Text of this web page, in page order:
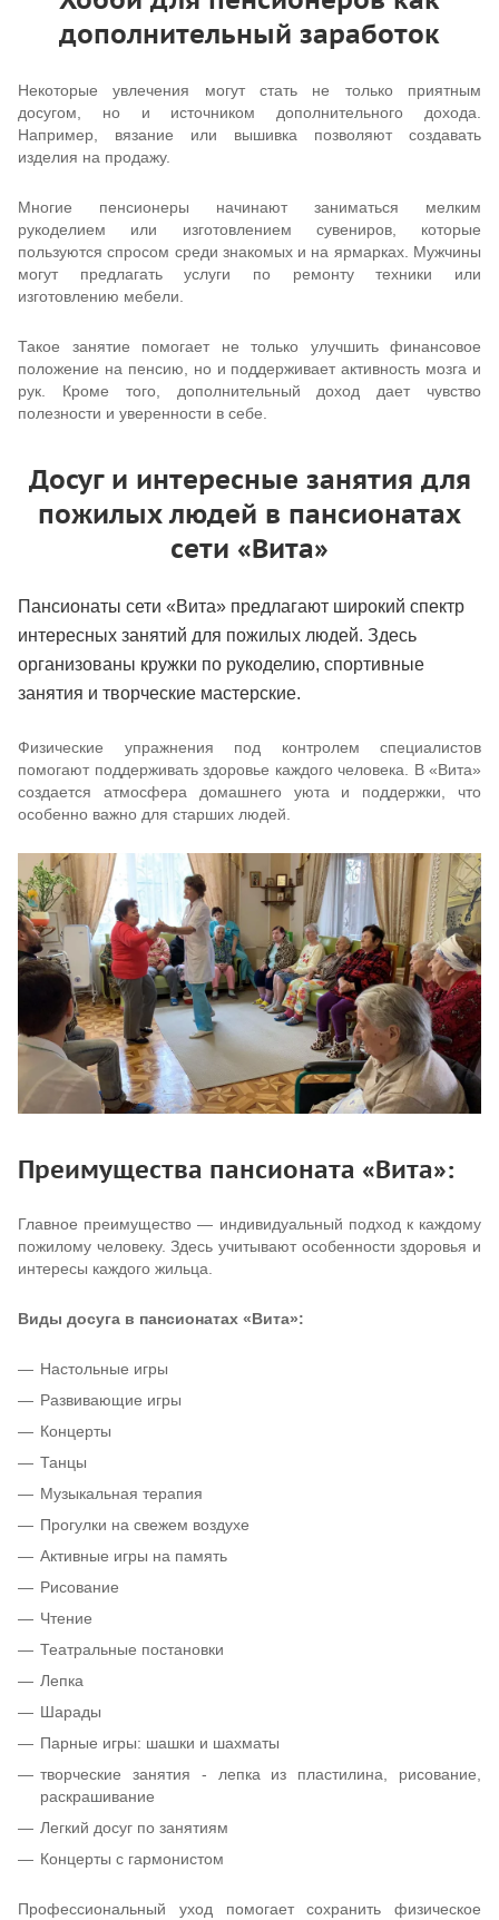
дополнительный заработок
Некоторые увлечения могут стать не только приятным
досугом, но и источником дополнительного дохода.
Например, вязание или вышивка позволяют создавать
изделия на продажу.
Многие пенсионеры начинают заниматься мелким
рукоделием или изготовлением сувениров, которые
пользуются спросом среди знакомых и на ярмарках. Мужчины
могут предлагать услуги по ремонту техники или
изготовлению мебели.
Такое занятие помогает не только улучшить финансовое
положение на пенсию, но и поддерживает активность мозга и
рук. Кроме того, дополнительный доход дает чувство
полезности и уверенности в себе.
Досуг и интересные занятия для
пожилых людей в пансионатах
сети «Вита»
Пансионаты сети «Вита» предлагают широкий спектр
интересных занятий для пожилых людей. Здесь
организованы кружки по рукоделию, спортивные
занятия и творческие мастерские.
Физические упражнения под контролем специалистов
помогают поддерживать здоровье каждого человека. В «Вита»
создается атмосфера домашнего уюта и поддержки, что
особенно важно для старших людей.
Преимущества пансионата «Вита»:
Главное преимущество — индивидуальный подход к каждому
пожилому человеку. Здесь учитывают особенности здоровья и
интересы каждого жильца.
Виды досуга в пансионатах «Вита»:
Настольные игры
Развивающие игры
Концерты
Танцы
Музыкальная терапия
Прогулки на свежем воздухе
Активные игры на память
Рисование
Чтение
Театральные постановки
Лепка
Шарады
Парные игры: шашки и шахматы
творческие занятия - лепка из пластилина, рисование,
раскрашивание
Легкий досуг по занятиям
Концерты с гармонистом
Профессиональный уход помогает сохранить физическое